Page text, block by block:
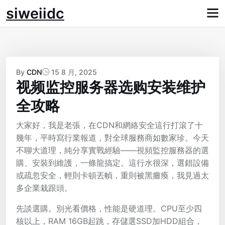
Skip
tosiweiidc
By CDN 15 8 月, 2025
视频监控服务器选购安装维护
全攻略
大家好，我是老張，在CDN和網絡安全這行打滾了十
幾年，平時寫行業報道，對全球服務商如數家珍。今天
不聊大道理，純分享實戰經驗——視頻監控服務器的選
購、安裝到維護，一條龍搞定。這行水很深，選錯設備
或疏忽安全，輕則卡頓丟幀，重則被黑癱瘓，我見過太
多企業栽跟頭。
先談選購。別光看價格，性能是硬道理。CPU至少四
核以上，RAM 16GB起跳，存儲選SSD加HDD組合，